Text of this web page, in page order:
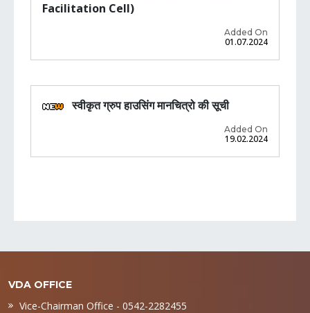
Facilitation Cell)
Added On
01.07.2024
स्वीकृत ग्रुप हाउसिंग मानचित्रो की सूची
Added On
19.02.2024
VDA OFFICE
Vice-Chairman Office - 0542-2282455